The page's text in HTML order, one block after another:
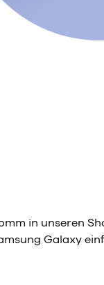
in unseren
Galaxy